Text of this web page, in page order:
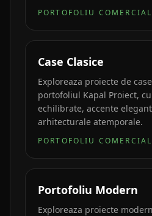
PORTOFOLIU COMERCIAL
Case Clasice
Exploreaza proiecte de
portofoliul Kapal Proiect,
echilibrate, accente
arhitecturale atemporale.
PORTOFOLIU COMERCIAL
Portofoliu Modern
Exploreaza proiecte